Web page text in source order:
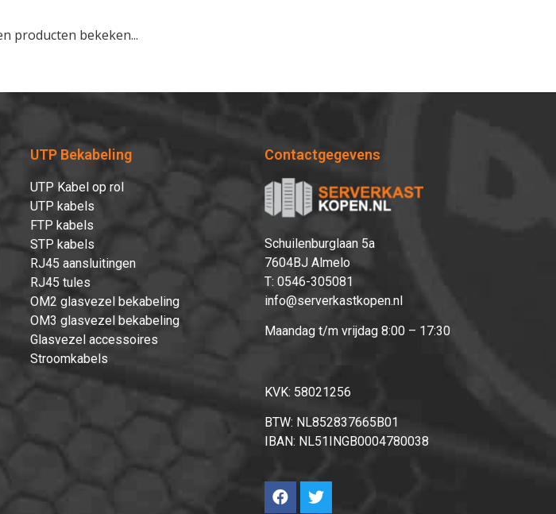
producten bekeken...
UTP Bekabeling
UTP Kabel op rol
UTP kabels
FTP kabels
STP kabels
RJ45 aansluitingen
RJ45 tules
OM2 glasvezel bekabeling
OM3 glasvezel bekabeling
Glasvezel accessoires
Stroomkabels
Contactgegevens
Schuilenburglaan 5a
7604BJ Almelo
T: 0546-305081
info@serverkastkopen.nl
Maandag t/m vrijdag 8:00 – 17:30
KVK: 58021256
BTW: NL852837665B01
IBAN: NL51INGB0004780038